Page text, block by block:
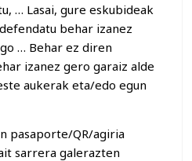
… Lasai, gure eskubideak
behar izanez
… Behar ez diren
izanez gero garaiz alde
aukerak eta/edo egun
pasaporte/QR/agiria
sarrera galerazten